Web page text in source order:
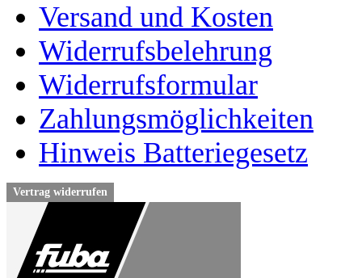
Versand und Kosten
Widerrufsbelehrung
Widerrufsformular
Zahlungsmöglichkeiten
Hinweis Batteriegesetz
Vertrag widerrufen